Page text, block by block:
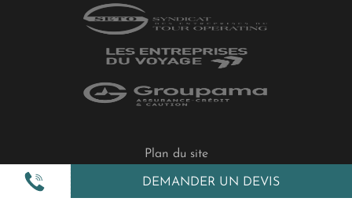
DEMANDER UN DEVIS
Plan du site